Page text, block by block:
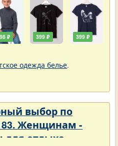
₽ 399 ₽ 399 ₽
одежда белье.
выбор по
Женщинам -
отдыха